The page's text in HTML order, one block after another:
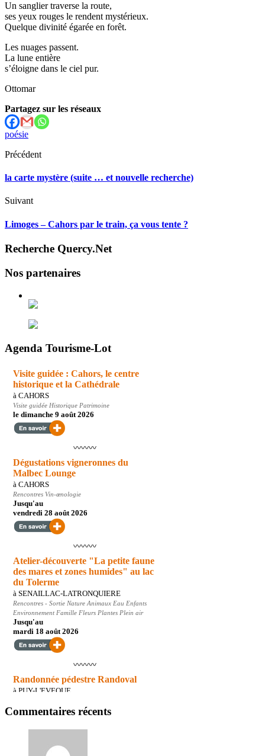
Un sanglier traverse la route,
ses yeux rouges le rendent mystérieux.
Quelque divinité égarée en forêt.
Les nuages passent.
La lune entière
s’éloigne dans le ciel pur.
Ottomar
Partagez sur les réseaux
poésie
Précédent
la carte mystère (suite … et nouvelle recherche)
Suivant
Limoges – Cahors par le train, ça vous tente ?
Recherche Quercy.Net
Nos partenaires
Agenda Tourisme-Lot
Commentaires récents